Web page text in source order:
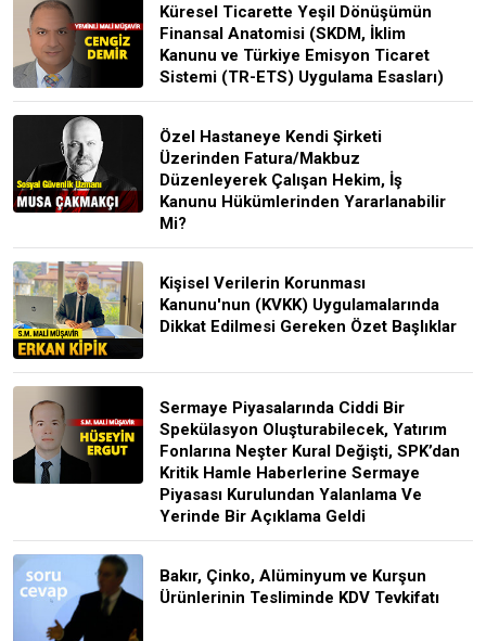
Küresel Ticarette Yeşil Dönüşümün
Finansal Anatomisi (SKDM, İklim
Kanunu ve Türkiye Emisyon Ticaret
Sistemi (TR-ETS) Uygulama Esasları)
Özel Hastaneye Kendi Şirketi
Üzerinden Fatura/Makbuz
Düzenleyerek Çalışan Hekim, İş
Kanunu Hükümlerinden Yararlanabilir
Mi?
Kişisel Verilerin Korunması
Kanunu'nun (KVKK) Uygulamalarında
Dikkat Edilmesi Gereken Özet Başlıklar
Sermaye Piyasalarında Ciddi Bir
Spekülasyon Oluşturabilecek, Yatırım
Fonlarına Neşter Kural Değişti, SPK’dan
Kritik Hamle Haberlerine Sermaye
Piyasası Kurulundan Yalanlama Ve
Yerinde Bir Açıklama Geldi
Bakır, Çinko, Alüminyum ve Kurşun
Ürünlerinin Tesliminde KDV Tevkifatı